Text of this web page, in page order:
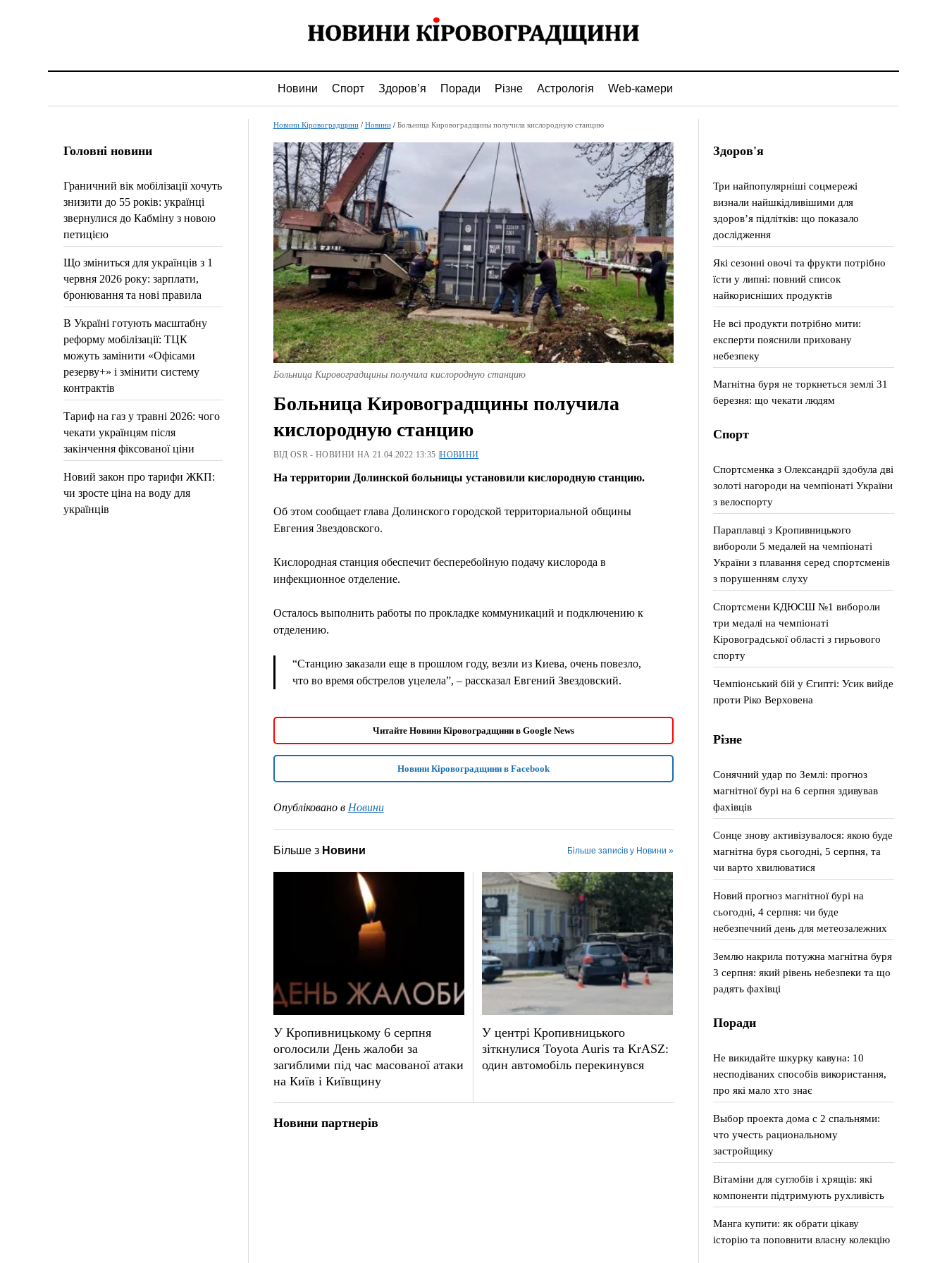
Новини Спорт Здоров’я Поради Різне Астрологія Web-камери
Головні новини
Граничний вік мобілізації хочуть
знизити до 55 років: українці
звернулися до Кабміну з новою
петицією
Що зміниться для українців з 1
червня 2026 року: зарплати,
бронювання та нові правила
В Україні готують масштабну
реформу мобілізації: ТЦК
можуть замінити «Офісами
резерву+» і змінити систему
контрактів
Тариф на газ у травні 2026: чого
чекати українцям після
закінчення фіксованої ціни
Новий закон про тарифи ЖКП:
чи зросте ціна на воду для
українців
Новини Кіровоградщини/ Новини/ Больница Кировоградщины получила кислородную станцию
Больница Кировоградщины получила кислородную станцию
Больница Кировоградщины получила
кислородную станцию
ВІД OSR - НОВИНИ НА 21.04.2022 13:35 |НОВИНИ
На территории Долинской больницы установили кислородную станцию.
Об этом сообщает глава Долинского городской территориальной общины
Евгения Звездовского.
Кислородная станция обеспечит бесперебойную подачу кислорода в
инфекционное отделение.
Осталось выполнить работы по прокладке коммуникаций и подключению к
отделению.
“Станцию заказали еще в прошлом году, везли из Киева, очень повезло,
что во время обстрелов уцелела”, – рассказал Евгений Звездовский.
Читайте Новини Кіровоградщини в Google News
Новини Кіровоградщини в Facebook
Опубліковано в Новини
Більше з Новини Більше записів у Новини »
У Кропивницькому 6 серпня
оголосили День жалоби за
загиблими під час масованої атаки
на Київ і Київщину
У центрі Кропивницького
зіткнулися Toyota Auris та KrASZ:
один автомобіль перекинувся
Новини партнерів
Здоров'я
Три найпопулярніші соцмережі
визнали найшкідливішими для
здоров’я підлітків: що показало
дослідження
Які сезонні овочі та фрукти потрібно
їсти у липні: повний список
найкорисніших продуктів
Не всі продукти потрібно мити:
експерти пояснили приховану
небезпеку
Магнітна буря не торкнеться землі 31
березня: що чекати людям
Спорт
Спортсменка з Олександрії здобула дві
золоті нагороди на чемпіонаті України
з велоспорту
Параплавці з Кропивницького
вибороли 5 медалей на чемпіонаті
України з плавання серед спортсменів
з порушенням слуху
Спортсмени КДЮСШ №1 вибороли
три медалі на чемпіонаті
Кіровоградської області з гирьового
спорту
Чемпіонський бій у Єгипті: Усик вийде
проти Ріко Верховена
Різне
Сонячний удар по Землі: прогноз
магнітної бурі на 6 серпня здивував
фахівців
Сонце знову активізувалося: якою буде
магнітна буря сьогодні, 5 серпня, та
чи варто хвилюватися
Новий прогноз магнітної бурі на
сьогодні, 4 серпня: чи буде
небезпечний день для метеозалежних
Землю накрила потужна магнітна буря
3 серпня: який рівень небезпеки та що
радять фахівці
Поради
Не викидайте шкурку кавуна: 10
несподіваних способів використання,
про які мало хто знає
Выбор проекта дома с 2 спальнями:
что учесть рациональному
застройщику
Вітаміни для суглобів і хрящів: які
компоненти підтримують рухливість
Манга купити: як обрати цікаву
історію та поповнити власну колекцію